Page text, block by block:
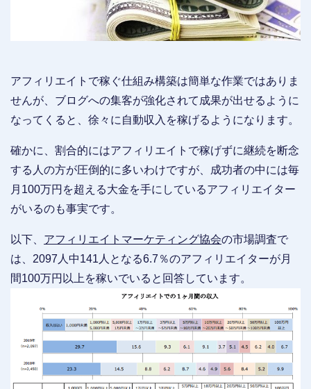
アフィリエイトで稼ぐ仕組み構築は簡単な作業ではありま
せんが、ブログへの集客が強化されて成果が出せるように
なってくると、徐々に自動収入を稼げるようになります。
確かに、割合的にはアフィリエイトで稼げずに継続を断念
する人の方が圧倒的に多いわけですが、成功者の中には毎
月100万円を超える大金を手にしているアフィリエイター
がいるのも事実です。
以下、 アフィリエイトマーケティング協会の市場調査で
は、2097人中141人となる6.7％のアフィリエイターが月
間100万円以上を稼いでいると回答しています。